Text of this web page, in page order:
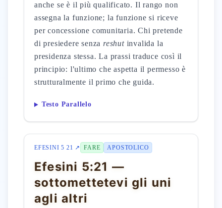
anche se è il più qualificato. Il rango non
assegna la funzione; la funzione si riceve
per concessione comunitaria. Chi pretende
di presiedere senza reshutinvalida la
presidenza stessa. La prassi traduce così il
principio: l'ultimo che aspetta il permesso è
strutturalmente il primo che guida.
Testo Parallelo
EFESINI 5 21 ↗ FARE APOSTOLICO
Efesini 5:21 —
sottomettetevi gli uni
agli altri